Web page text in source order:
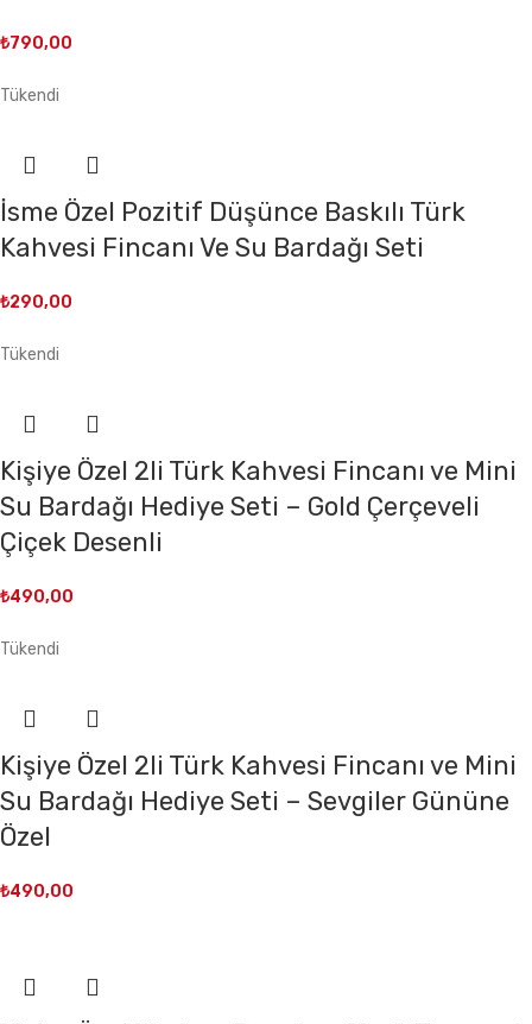
₺790,00
Tükendi
İsme Özel Pozitif Düşünce Baskılı Türk
Kahvesi Fincanı Ve Su Bardağı Seti
₺290,00
Tükendi
Kişiye Özel 2li Türk Kahvesi Fincanı ve Mini
Su Bardağı Hediye Seti – Gold Çerçeveli
Çiçek Desenli
₺490,00
Tükendi
Kişiye Özel 2li Türk Kahvesi Fincanı ve Mini
Su Bardağı Hediye Seti – Sevgiler Gününe
Özel
₺490,00